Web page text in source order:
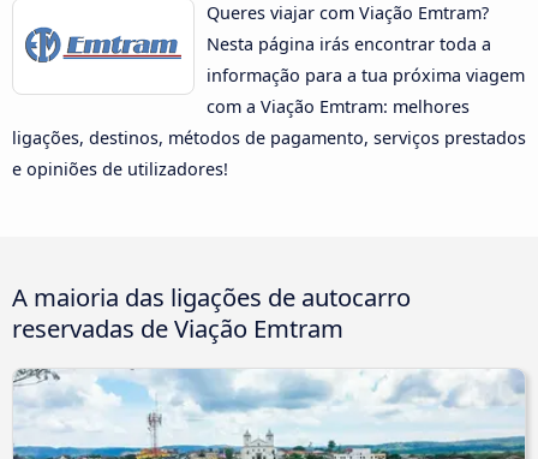
Queres viajar com Viação Emtram?
Nesta página irás encontrar toda a
informação para a tua próxima viagem
com a Viação Emtram: melhores
ligações, destinos, métodos de pagamento, serviços prestados
e opiniões de utilizadores!
A maioria das ligações de autocarro
reservadas de Viação Emtram